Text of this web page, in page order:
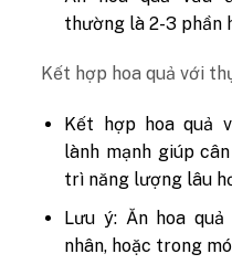
thường là 2-3 phần
Kết hợp hoa quả với
Kết hợp hoa quả
lành mạnh giúp
trì năng lượng lâu
Lưu ý: Ăn hoa
nhân, hoặc trong